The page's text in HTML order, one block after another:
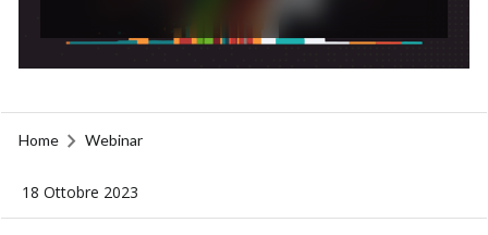
Home Webinar
18 Ottobre 2023